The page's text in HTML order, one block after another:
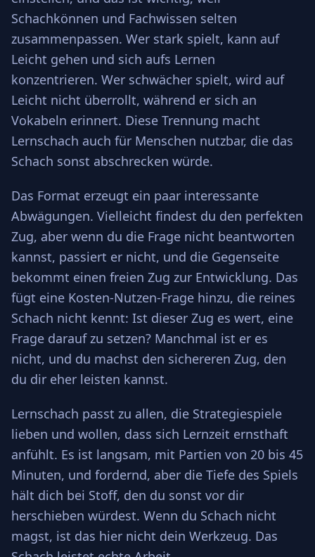
Schachkönnen und Fachwissen selten
zusammenpassen. Wer stark spielt, kann auf
Leicht gehen und sich aufs Lernen
konzentrieren. Wer schwächer spielt, wird auf
Leicht nicht überrollt, während er sich an
Vokabeln erinnert. Diese Trennung macht
Lernschach auch für Menschen nutzbar, die das
Schach sonst abschrecken würde.
Das Format erzeugt ein paar interessante
Abwägungen. Vielleicht findest du den perfekten
Zug, aber wenn du die Frage nicht beantworten
kannst, passiert er nicht, und die Gegenseite
bekommt einen freien Zug zur Entwicklung. Das
fügt eine Kosten-Nutzen-Frage hinzu, die reines
Schach nicht kennt: Ist dieser Zug es wert, eine
Frage darauf zu setzen? Manchmal ist er es
nicht, und du machst den sichereren Zug, den
du dir eher leisten kannst.
Lernschach passt zu allen, die Strategiespiele
lieben und wollen, dass sich Lernzeit ernsthaft
anfühlt. Es ist langsam, mit Partien von 20 bis 45
Minuten, und fordernd, aber die Tiefe des Spiels
hält dich bei Stoff, den du sonst vor dir
herschieben würdest. Wenn du Schach nicht
magst, ist das hier nicht dein Werkzeug. Das